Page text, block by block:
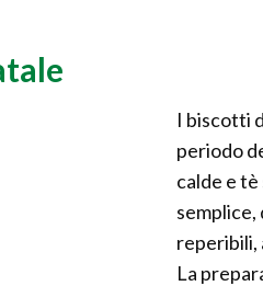
I biscotti
periodo
calde e
reperibili,
La